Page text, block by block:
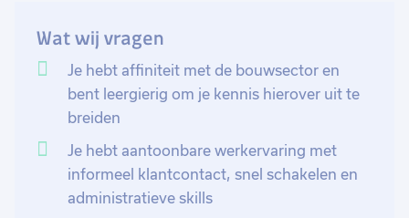
Wat wij vragen
Je hebt affiniteit met de bouwsector en
bent leergierig om je kennis hierover uit te
breiden
Je hebt aantoonbare werkervaring met
informeel klantcontact, snel schakelen en
administratieve skills